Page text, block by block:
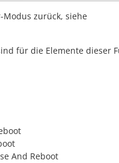
zurück, siehe
für die Elemente dieser
And Reboot